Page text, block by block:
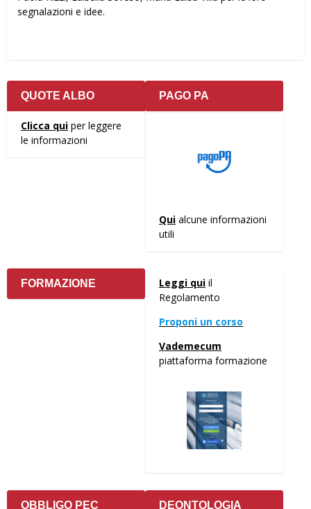
segnalazioni e idee.
QUOTE ALBO
Clicca qui per leggere
le informazioni
PAGO PA
Qui alcune informazioni
utili
FORMAZIONE Leggi qui il
Regolamento
Proponi un corso
Vademecum
piattaforma formazione
OBBLIGO PEC DEONTOLOGIA